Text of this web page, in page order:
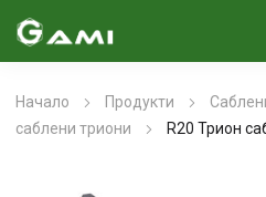
Начало Продукти
саблени триони
R20 Трион